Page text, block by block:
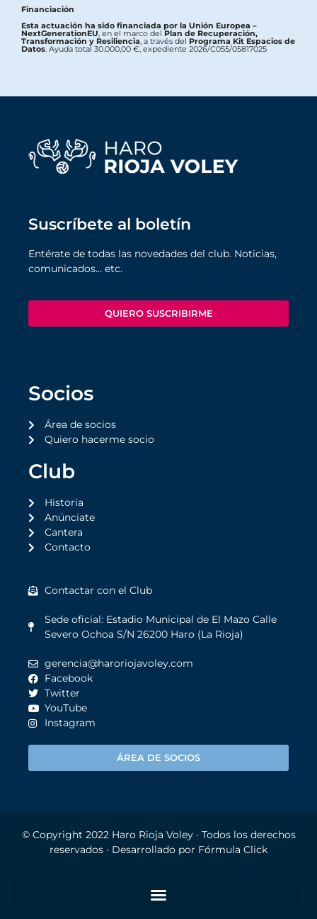
Financiación
Esta actuación ha sido financiada por la Unión Europea –
NextGenerationEU , en el marco delPlan de Recuperación,
Transformación y Resiliencia , a través del Programa Kit Espacios de
Datos . Ayuda total 30.000,00 €, expediente 2026/C055/05817025
Suscríbete al boletín
Entérate de todas las novedades del club. Noticias,
comunicados… etc.
QUIERO SUSCRIBIRME
Socios
Área de socios
Quiero hacerme socio
Club
Historia
Anúnciate
Cantera
Contacto
Contactar con el Club
Sede oficial: Estadio Municipal de El Mazo Calle
Severo Ochoa S/N 26200 Haro (La Rioja)
gerencia@haroriojavoley.com
Facebook
Twitter
YouTube
Instagram
ÁREA DE SOCIOS
© Copyright 2022 Haro Rioja Voley· Todos los derechos
reservados · Desarrollado por Fórmula Click